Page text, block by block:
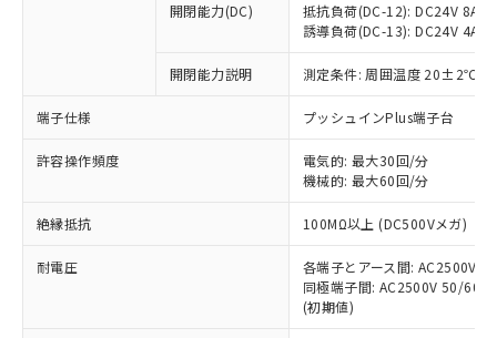
開閉能力(DC)
抵抗負荷(DC-12): DC24V 8A/
誘導負荷(DC-13): DC24V 4A/
開閉能力説明 測定条件: 周囲温度 20±2℃、
端子仕様 プッシュインPlus端子台
許容操作頻度
電気的: 最大30回/分
機械的: 最大60回/分
絶縁抵抗 100MΩ以上 (DC500Vメガ)
耐電圧
各端子とアース間: AC2500V
同極端子間: AC2500V 50/
(初期値)
以下の条件をお読みいただき、同意のうえ
ご利用ください。
本サービスは、当社制御機器事業取扱
商品の当社在庫状況および標準価格
(税抜)を提供させていただくもので
当社制御機器事業取扱商品の中には、
本サービスの対象外となる商品もある
ことをご了承ください。
在庫状況および標準価格照会結果は、
記載している更新日時点での社内デー
対応予定なし：EU RoHS指令（10物質）の
非含有に非対応の商品で、対応品を出す予
調査・確認中：EU RoHS指令（10物質）の
非含有の対応状況を調査中または確認中の
商品です。
非該当品：ライセンス料など無形物で、有
害物質有無と関係のない商品です。
仕入先様の事情により、非含有部品として
いたものが、含有品と判明した場合などや
むを得ず変更することがあります。
「○」：最大均質材料含有率が中国RoHSの
基準値以下であることを示します。
「×」：最大均質材料含有率が中国RoHSの
基準値を超えていることを示します。
「－」：未確認です。当社販売部門へお問
当社は、これら貴社製品のうち、外国
為替および外国貿易法に定める商品
（以下｢規制貨物等」という）を輸出
または国外への提供する場合は、日本